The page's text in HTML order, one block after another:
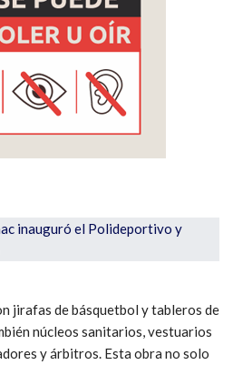
jirafas de básquetbol y tableros de
núcleos sanitarios, vestuarios
y árbitros. Esta obra no solo